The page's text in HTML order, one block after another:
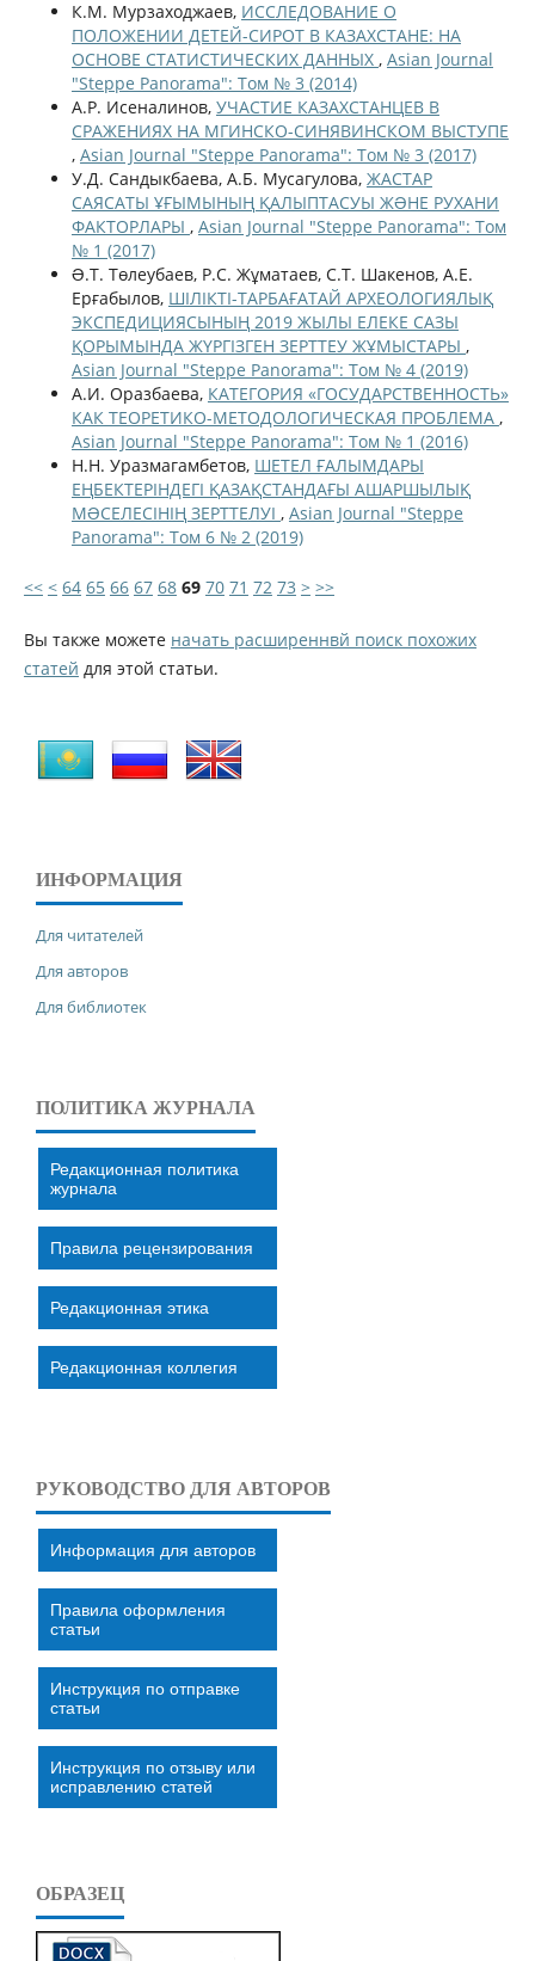
К.М. Мурзаходжаев, ИССЛЕДОВАНИЕ О
ПОЛОЖЕНИИ ДЕТЕЙ-СИРОТ В КАЗАХСТАНЕ: НА
ОСНОВЕ СТАТИСТИЧЕСКИХ ДАННЫХ , Asian Journal
"Steppe Panorama": Том № 3 (2014)
А.Р. Исеналинов, УЧАСТИЕ КАЗАХСТАНЦЕВ В
СРАЖЕНИЯХ НА МГИНСКО-СИНЯВИНСКОМ ВЫСТУПЕ
, Asian Journal "Steppe Panorama": Том № 3 (2017)
У.Д. Сандыкбаева, А.Б. Мусагулова, ЖАСТАР
САЯСАТЫ ҰҒЫМЫНЫҢ ҚАЛЫПТАСУЫ ЖƏНЕ РУХАНИ
ФАКТОРЛАРЫ , Asian Journal "Steppe Panorama": Том
№ 1 (2017)
Ə.Т. Төлеубаев, Р.С. Жұматаев, С.Т. Шакенов, А.Е.
Ерғабылов, ШІЛІКТІ-ТАРБАҒАТАЙ АРХЕОЛОГИЯЛЫҚ
ЭКСПЕДИЦИЯСЫНЫҢ 2019 ЖЫЛЫ ЕЛЕКЕ САЗЫ
ҚОРЫМЫНДА ЖҮРГІЗГЕН ЗЕРТТЕУ ЖҰМЫСТАРЫ ,
Asian Journal "Steppe Panorama": Том № 4 (2019)
А.И. Оразбаева, КАТЕГОРИЯ «ГОСУДАРСТВЕННОСТЬ»
КАК ТЕОРЕТИКО-МЕТОДОЛОГИЧЕСКАЯ ПРОБЛЕМА ,
Asian Journal "Steppe Panorama": Том № 1 (2016)
Н.Н. Уразмагамбетов, ШЕТЕЛ ҒАЛЫМДАРЫ
ЕҢБЕКТЕРІНДЕГІ ҚАЗАҚСТАНДАҒЫ АШАРШЫЛЫҚ
МƏСЕЛЕСІНІҢ ЗЕРТТЕЛУІ , Asian Journal "Steppe
Panorama": Том 6 № 2 (2019)
<< < 64 65 66 67 68 69 70 71 72 73 > >>
Вы также можете начать расширеннвй поиск похожих
статей для этой статьи.
ИНФОРМАЦИЯ
Для читателей
Для авторов
Для библиотек
ПОЛИТИКА ЖУРНАЛА
Редакционная политика
журнала
Правила рецензирования
Редакционная этика
Редакционная коллегия
РУКОВОДСТВО ДЛЯ АВТОРОВ
Информация для авторов
Правила оформления
статьи
Инструкция по отправке
статьи
Инструкция по отзыву или
исправлению статей
ОБРАЗЕЦ